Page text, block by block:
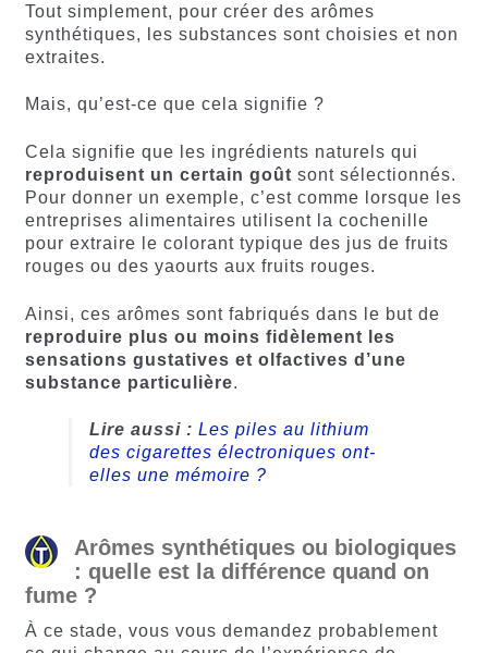
Tout simplement, pour créer des arômes
synthétiques, les substances sont choisies et non
extraites.
Mais, qu’est-ce que cela signifie ?
Cela signifie que les ingrédients naturels qui
reproduisent un certain goût sont sélectionnés.
Pour donner un exemple, c’est comme lorsque les
entreprises alimentaires utilisent la cochenille
pour extraire le colorant typique des jus de fruits
rouges ou des yaourts aux fruits rouges.
Ainsi, ces arômes sont fabriqués dans le but de
reproduire plus ou moins fidèlement les
sensations gustatives et olfactives d’une
substance particulière.
Lire aussi : Les piles au lithium
des cigarettes électroniques ont-
elles une mémoire ?
Arômes synthétiques ou biologiques
: quelle est la différence quand on
fume ?
À ce stade, vous vous demandez probablement